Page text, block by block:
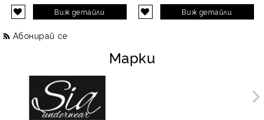
Виж детайли Виж детайли
Абонирай се
Марки